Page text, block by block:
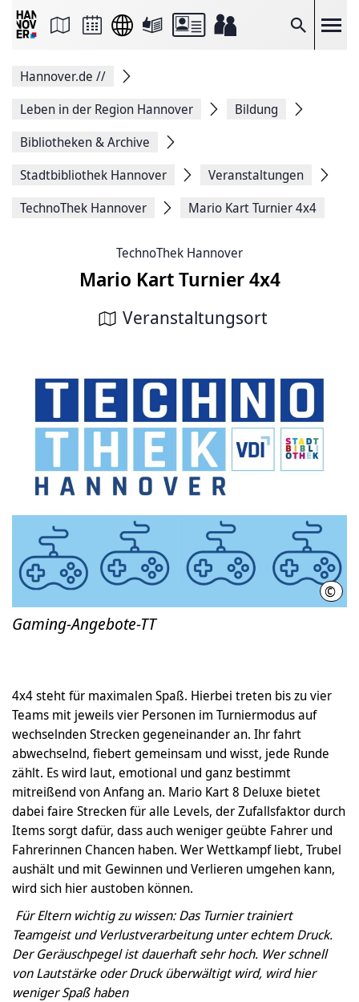
Suche
Seite
Facebook
teilen
Seitenlink
Seite
Hannover.de //
Leben in der Region Hannover
Bildung
Bibliotheken & Archive
Stadtbibliothek Hannover
Veranstaltungen
TechnoThek Hannover
Mario Kart Turnier 4x4
TechnoThek Hannover
Mario Kart Turnier 4x4
Veranstaltungsort
©
Gaming-Angebote-TT
4x4 steht für maximalen Spaß. Hierbei treten bis zu vier
Teams mit jeweils vier Personen im Turniermodus auf
wechselnden Strecken gegeneinander an. Ihr fahrt
abwechselnd, fiebert gemeinsam und wisst, jede Runde
zählt. Es wird laut, emotional und ganz bestimmt
mitreißend von Anfang an. Mario Kart 8 Deluxe bietet
dabei faire Strecken für alle Levels, der Zufallsfaktor durch
Items sorgt dafür, dass auch weniger geübte Fahrer und
Fahrerinnen Chancen haben. Wer Wettkampf liebt, Trubel
aushält und mit Gewinnen und Verlieren umgehen kann,
wird sich hier austoben können.
Für Eltern wichtig zu wissen: Das Turnier trainiert
Teamgeist und Verlustverarbeitung unter echtem Druck.
Der Geräuschpegel ist dauerhaft sehr hoch. Wer schnell
von Lautstärke oder Druck überwältigt wird, wird hier
weniger Spaß haben